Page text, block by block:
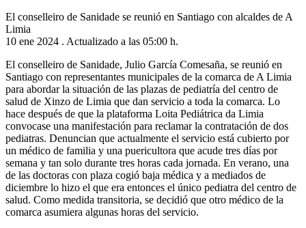
El conselleiro de Sanidade se reunió en Santiago con alcaldes de A
Limia
10 ene 2024 . Actualizado a las 05:00 h.
El conselleiro de Sanidade, Julio García Comesaña, se reunió en
Santiago con representantes municipales de la comarca de A Limia
para abordar la situación de las plazas de pediatría del centro de
salud de Xinzo de Limia que dan servicio a toda la comarca. Lo
hace después de que la plataforma Loita Pediátrica da Limia
convocase una manifestación para reclamar la contratación de dos
pediatras. Denuncian que actualmente el servicio está cubierto por
un médico de familia y una puericultora que acude tres días por
semana y tan solo durante tres horas cada jornada. En verano, una
de las doctoras con plaza cogió baja médica y a mediados de
diciembre lo hizo el que era entonces el único pediatra del centro de
salud. Como medida transitoria, se decidió que otro médico de la
comarca asumiera algunas horas del servicio.